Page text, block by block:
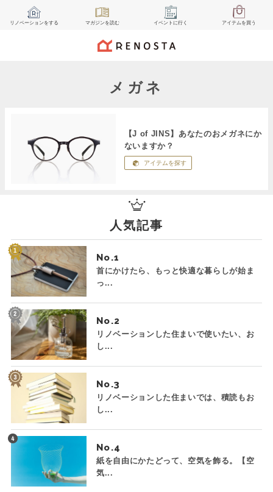
リノベーションをする マガジンを読む イベント に行く アイテムを買う
メガネ
【J of JINS】あなたのおメガネにか
ないますか？
アイテムを探す
人気記事
No.
首にかけたら、もっと快適な暮らしが始ま
っ...
No.
リノベーションした住まいで使いたい、お
し...
No.
リノベーションした住まいでは、積読もお
し...
No.
紙を自由にかたどって、空気を飾る。【空
気...